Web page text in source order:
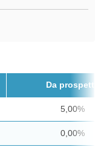
Da prospetto
5,00%
0,00%